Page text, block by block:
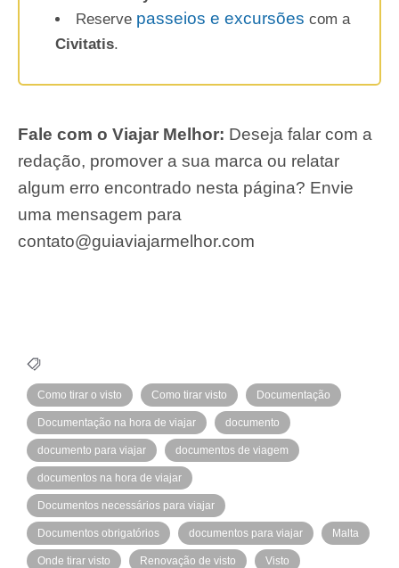
Reserve passeios e excursões com a
Civitatis.
Fale com o Viajar Melhor: Deseja falar com a
redação, promover a sua marca ou relatar
algum erro encontrado nesta página? Envie
uma mensagem para
contato@guiaviajarmelhor.com
Como tirar o visto Como tirar visto Documentação
Documentação na hora de viajar documento
documento para viajar documentos de viagem
documentos na hora de viajar
Documentos necessários para viajar
Documentos obrigatórios documentos para viajar Malta
Onde tirar visto Renovação de visto Visto